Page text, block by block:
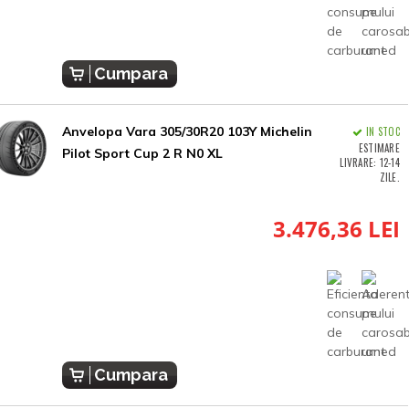
Cumpara
Anvelopa Vara 305/30R20 103Y Michelin
Pilot Sport Cup 2 R N0 XL
IN STOC
ESTIMARE
LIVRARE: 12-14
ZILE.
3.476,36 LEI
Cumpara